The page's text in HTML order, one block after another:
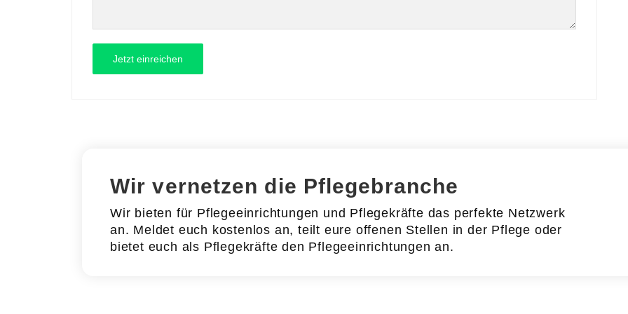
Wir vernetzen die Pflegebranche
Wir bieten für Pflegeeinrichtungen und Pflegekräfte das perfekte Netzwerk
an. Meldet euch kostenlos an, teilt eure offenen Stellen in der Pflege oder
bietet euch als Pflegekräfte den Pflegeeinrichtungen an.